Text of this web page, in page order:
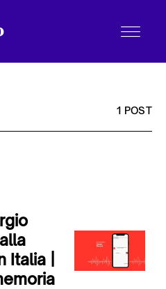
1 POST
|